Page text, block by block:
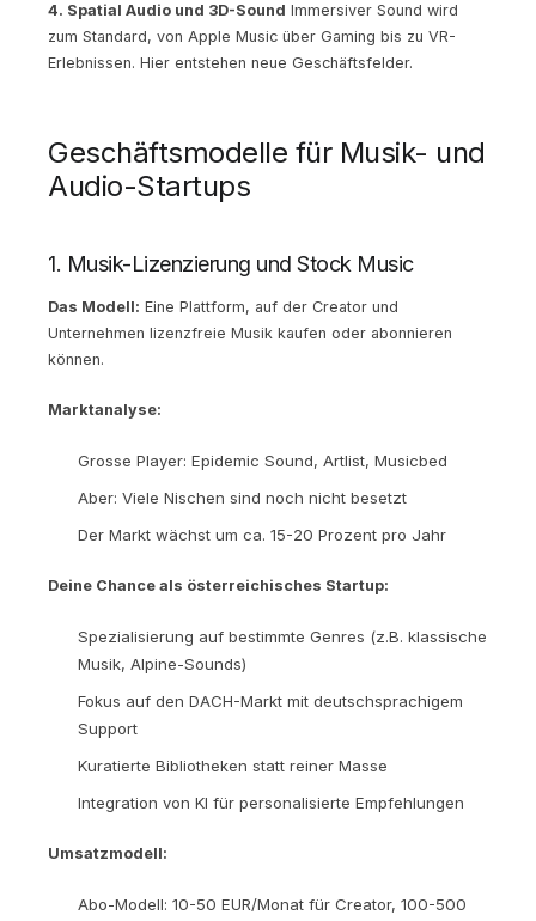
4. Spatial Audio und 3D-Sound Immersiver Sound wird
zum Standard, von Apple Music über Gaming bis zu VR-
Erlebnissen. Hier entstehen neue Geschäftsfelder.
Geschäftsmodelle für Musik- und
Audio-Startups
1. Musik-Lizenzierung und Stock Music
Das Modell: Eine Plattform, auf der Creator und
Unternehmen lizenzfreie Musik kaufen oder abonnieren
können.
Marktanalyse:
Grosse Player: Epidemic Sound, Artlist, Musicbed
Aber: Viele Nischen sind noch nicht besetzt
Der Markt wächst um ca. 15-20 Prozent pro Jahr
Deine Chance als österreichisches Startup:
Spezialisierung auf bestimmte Genres (z.B. klassische
Musik, Alpine-Sounds)
Fokus auf den DACH-Markt mit deutschsprachigem
Support
Kuratierte Bibliotheken statt reiner Masse
Integration von KI für personalisierte Empfehlungen
Umsatzmodell:
Abo-Modell: 10-50 EUR/Monat für Creator, 100-500